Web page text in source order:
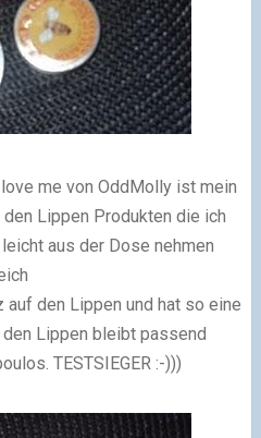
me von OddMolly ist mein
Lippen Produkten die ich
aus der Dose nehmen
den Lippen und hat so eine
Lippen bleibt passend
TESTSIEGER :-)))